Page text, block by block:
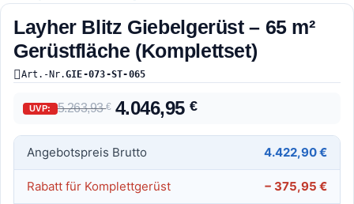
Layher Blitz Giebelgerüst – 65 m²
Gerüstfläche (Komplettset)
Art.-Nr.GIE-073-ST-065
UVP: 5.263,93€ 4.046,95€
Angebotspreis Brutto 4.422,90 €
Rabatt für Komplettgerüst − 375,95 €